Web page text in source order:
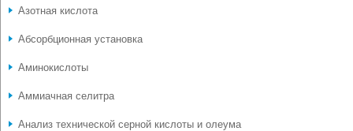
Азотная кислота
Абсорбционная установка
Аминокислоты
Аммиачная селитра
Анализ технической серной кислоты и олеума